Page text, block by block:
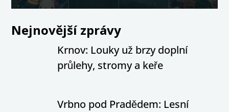
Nejnovější zprávy
Krnov: Louky už brzy doplní
průlehy, stromy a keře
Vrbno pod Pradědem: Lesní